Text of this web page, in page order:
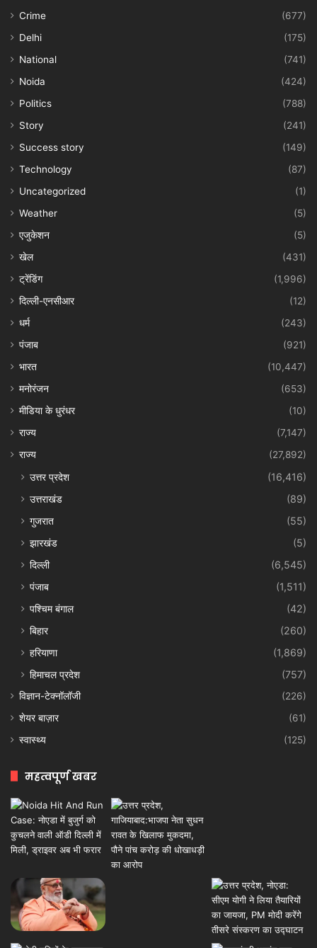
Crime
(677)
Delhi
(175)
National
(741)
Noida
(424)
Politics
(788)
Story
(241)
Success story
(149)
Technology
(87)
Uncategorized
(1)
Weather
(5)
एजुकेशन
(5)
खेल
(431)
ट्रेंडिंग
(1,996)
दिल्ली-एनसीआर
(12)
धर्म
(243)
पंजाब
(921)
भारत
(10,447)
मनोरंजन
(653)
मीडिया के धुरंधर
(10)
राज्य
(7,147)
राज्य
(27,892)
उत्तर प्रदेश
(16,416)
उत्तराखंड
(89)
गुजरात
(55)
झारखंड
(5)
दिल्ली
(6,545)
पंजाब
(1,511)
पश्चिम बंगाल
(42)
बिहार
(260)
हरियाणा
(1,869)
हिमाचल प्रदेश
(757)
विज्ञान-टेक्नॉलॉजी
(226)
शेयर बाज़ार
(61)
स्वास्थ्य
(125)
महत्वपूर्ण खबर